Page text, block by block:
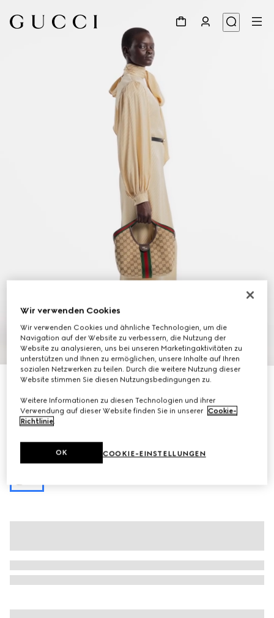
9
Mit Initialen personalisieren
€ 1.600
Variantenbeigefarbener und brauner GG Canvas
Wir verwenden Cookies
Wir verwenden Cookies und ähnliche Technologien, um die
Navigation auf der Website zu verbessern, die Nutzung der
Website zu analysieren, uns bei unseren Marketingaktivitäten zu
unterstützen und Ihnen zu ermöglichen, unsere Inhalte auf Ihren
sozialen Netzwerken zu teilen. Durch die weitere Nutzung dieser
Website stimmen Sie diesen Nutzungsbedingungen zu.
Weitere Informationen zu diesen Technologien und ihrer
Verwendung auf dieser Website finden Sie in unserer Cookie-
Richtlinie.
COOKIE-EINSTELLUNGEN
OK